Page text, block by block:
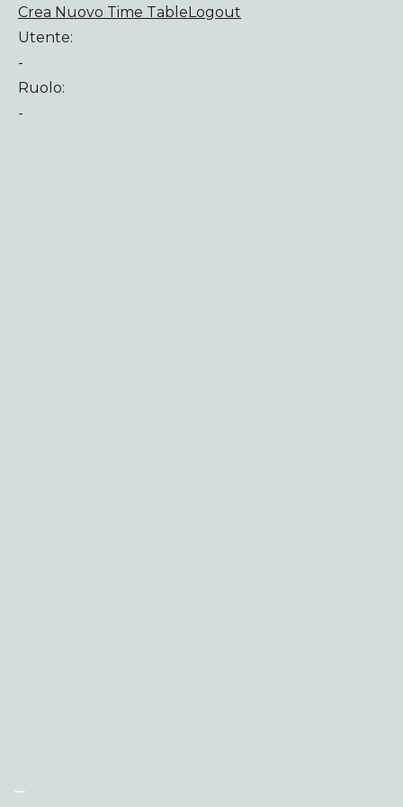
Crea Nuovo Time TableLogout
Utente:
-
Ruolo:
-